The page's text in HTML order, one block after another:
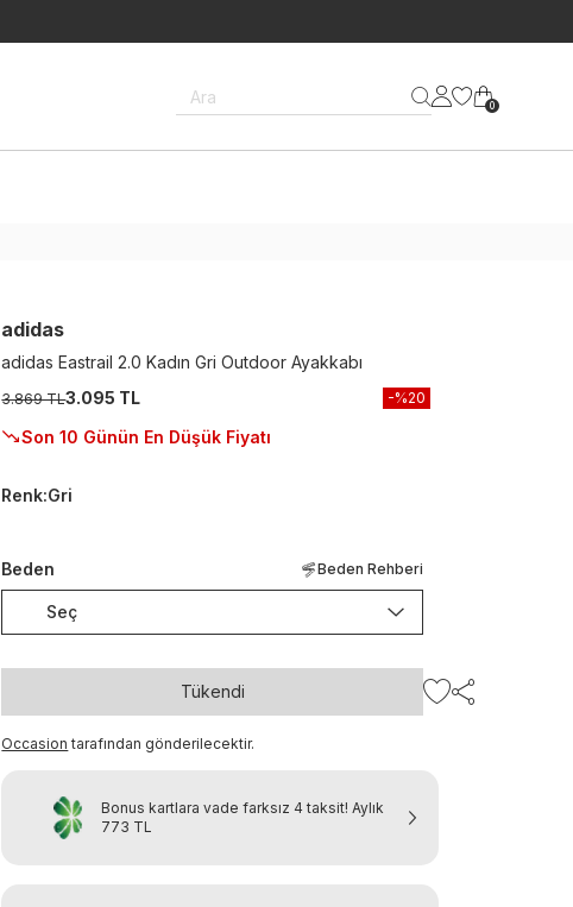
Ara 0
adidas
adidas Eastrail 2.0 Kadın Gri Outdoor Ayakkabı
3.869 TL3.095 TL -%20
Son 10 Günün En Düşük Fiyatı
Renk:Gri
Beden Beden Rehberi
Seç
Tükendi
Occasion tarafından gönderilecektir.
Bonus kartlara vade farksız 4 taksit! Aylık
773 TL